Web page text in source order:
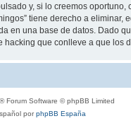
y, si lo creemos
tiene derecho a
una base de datos. Dado
que conlleve a que los
® Forum Software © phpBB Limited
porphpBB España